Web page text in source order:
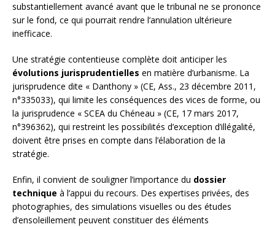
substantiellement avancé avant que le tribunal ne se prononce
sur le fond, ce qui pourrait rendre l’annulation ultérieure
inefficace.
Une stratégie contentieuse complète doit anticiper les
évolutions jurisprudentielles en matière d’urbanisme. La
jurisprudence dite « Danthony » (CE, Ass., 23 décembre 2011,
n°335033), qui limite les conséquences des vices de forme, ou
la jurisprudence « SCEA du Chéneau » (CE, 17 mars 2017,
n°396362), qui restreint les possibilités d’exception d’illégalité,
doivent être prises en compte dans l’élaboration de la
stratégie.
Enfin, il convient de souligner l’importance du dossier
technique à l’appui du recours. Des expertises privées, des
photographies, des simulations visuelles ou des études
d’ensoleillement peuvent constituer des éléments